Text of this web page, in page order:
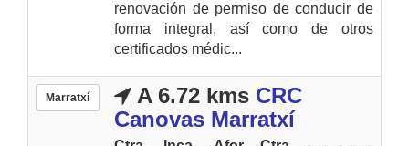
renovación de permiso de conducir de
forma integral, así como de otros
certificados médic...
Marratxí A 6.72 kms CRC
Canovas Marratxí